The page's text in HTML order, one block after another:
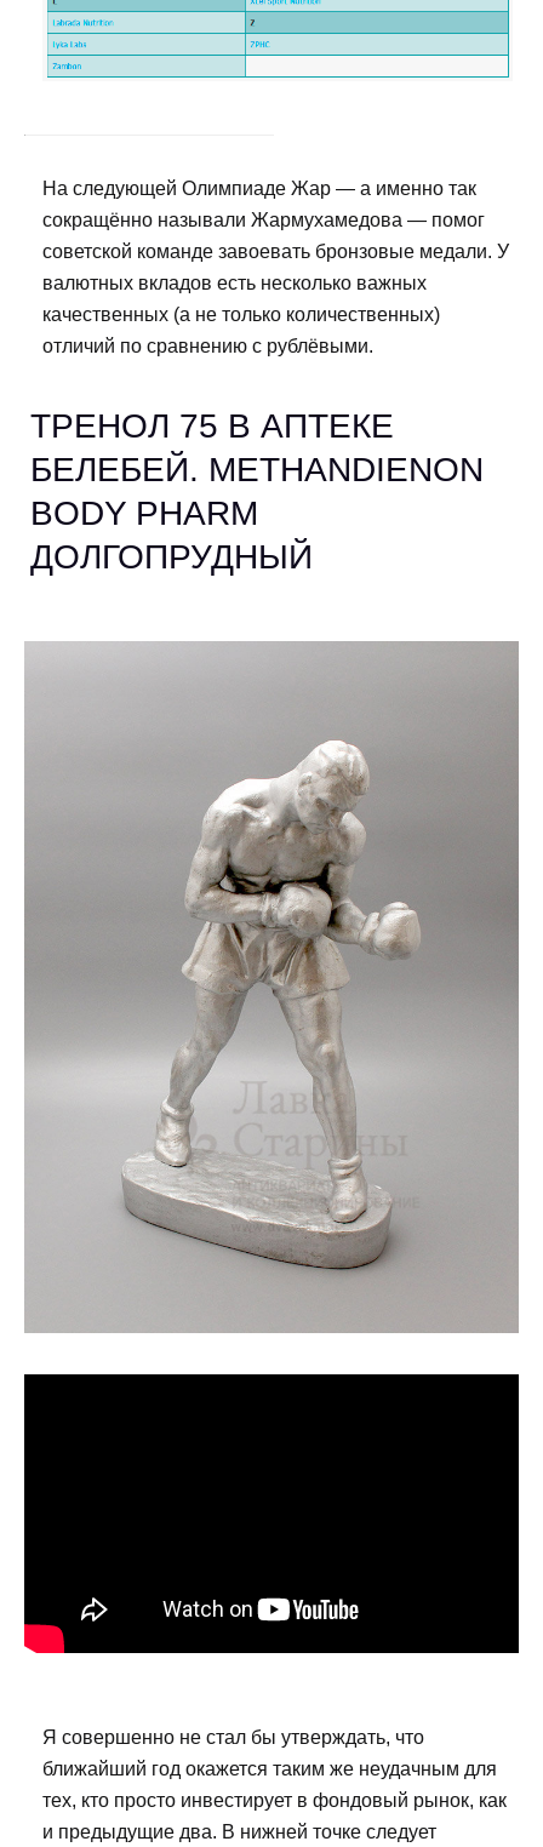
На следующей Олимпиаде Жар — а именно так
сокращённо называли Жармухамедова — помог
советской команде завоевать бронзовые медали. У
валютных вкладов есть несколько важных
качественных (а не только количественных)
отличий по сравнению с рублёвыми.
ТРЕНОЛ 75 В АПТЕКЕ
БЕЛЕБЕЙ. METHANDIENON
BODY PHARM
ДОЛГОПРУДНЫЙ
Я совершенно не стал бы утверждать, что
ближайший год окажется таким же неудачным для
тех, кто просто инвестирует в фондовый рынок, как
и предыдущие два. В нижней точке следует